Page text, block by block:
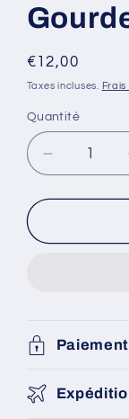
Prix
habituel
€12,00
Taxes incluses.
Quantité
Réduire
la
quantité
Gourde